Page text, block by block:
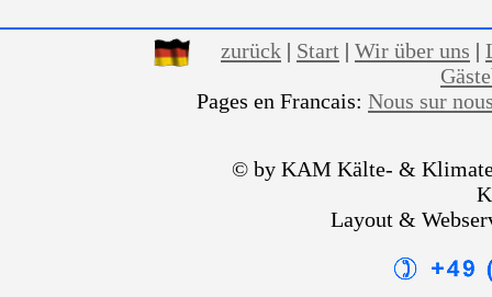
zurück | Start | Wir über uns |
Pages en Francais: Nous sur
© by KAM Kälte- &
Layout &